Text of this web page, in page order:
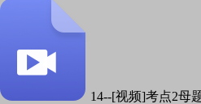
14--[视频]考点2母